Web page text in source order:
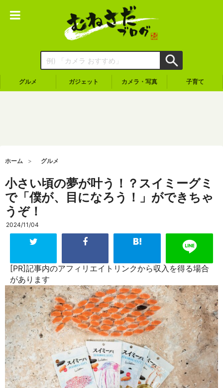
グルメ ガジェット カメラ・写真 子育て
ホーム グルメ
小さい頃の夢が叶う！？スイミーグミ
で「僕が、目になろう！」ができちゃ
うぞ！
2024/11/04
[PR]記事内のアフィリエイトリンクから収入を得る場合
があります